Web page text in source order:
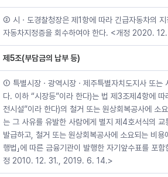
② 시ㆍ도경찰청장은 제1항에 따라 긴급자동차의
자동차지정증을 회수하여야 한다. <개정 2020.
제5조(부담금의 납부 등)
① 특별시장ㆍ광역시장ㆍ제주특별자치도지사 또는
다. 이하 “시장등”이라 한다)는 법 제3조제4항에
전시설”이라 한다)의 철거 또는 원상회복공사에 소
는 그 사유를 유발한 사람에게 별지 제4호서식의
발급하고, 철거 또는 원상회복공사에 소요되는 비용
행법」에 따른 금융기관이 발행한 자기앞수표를 포
정 2010. 12. 31., 2019. 6. 14.>